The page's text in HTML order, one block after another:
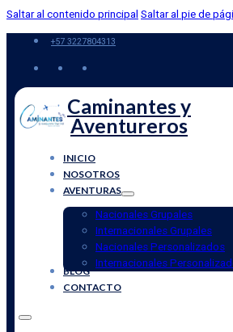
Saltar al contenido principalSaltar al pie de
+57 3227804313
Caminantes y
Aventureros
INICIO
NOSOTROS
AVENTURAS
Nacionales Grupales
Internacionales Grupales
Nacionales Personalizados
Internacionales
BLOG
CONTACTO